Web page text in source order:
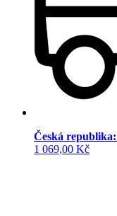
Česká
1 069,00 Kč